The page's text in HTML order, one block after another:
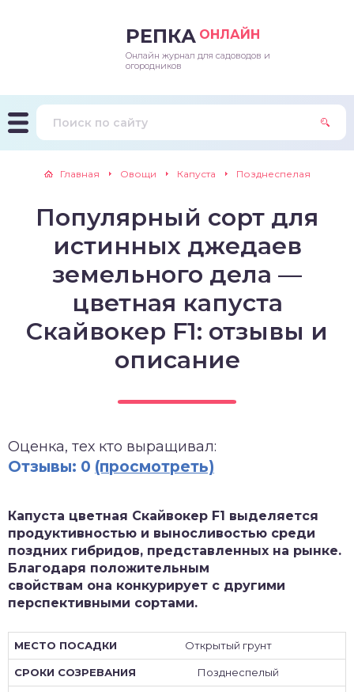
РЕПКА ОНЛАЙН
Онлайн журнал для садоводов и
огородников
Главная Овощи Капуста Позднеспелая
Популярный сорт для
истинных джедаев
земельного дела —
цветная капуста
Скайвокер F1: отзывы и
описание
Оценка, тех кто выращивал:
Отзывы: 0 (просмотреть)
Капуста цветная Скайвокер F1 выделяется
продуктивностью и выносливостью среди
поздних гибридов, представленных на рынке.
Благодаря положительным
свойствам она конкурирует с другими
перспективными сортами.
Открытый грунт
Позднеспелый
и подкормки